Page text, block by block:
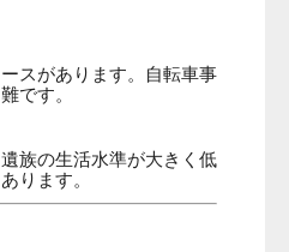
スがあります。自転車事
です。
族の生活水準が大きく低
ります。